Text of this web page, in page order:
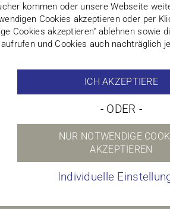
kommen oder unsere Webseite
Cookies akzeptieren oder per
Cookies akzeptieren" ablehnen sowie
aufrufen und Cookies auch nachträglich
ICH AKZEPTIERE
- ODER -
NUR NOTWENDIGE
AKZEPTIEREN
Individuelle